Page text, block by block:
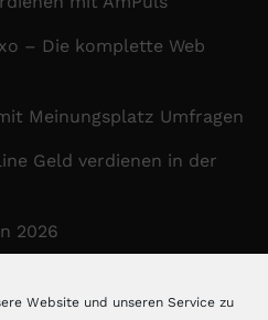
Website und unseren Service zu
– Die komplette Web
Meinungsplatz Umfragen
Geld verdienen in der
2026